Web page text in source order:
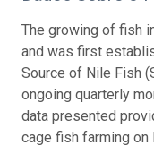
The growing of fish
and was first
Source of Nile Fish
ongoing quarterly
data presented
cage fish farming on